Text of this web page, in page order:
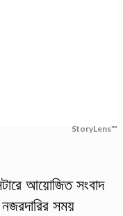
StoryLens™
আয়োজিত সংবাদ
সময়